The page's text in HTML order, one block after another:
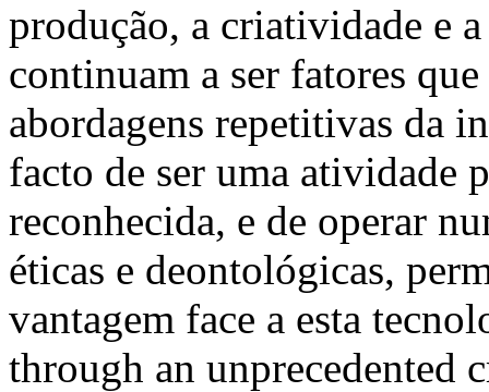
produção, a criatividade e
continuam a ser fatores
abordagens repetitivas da
facto de ser uma atividade
reconhecida, e de operar
éticas e deontológicas,
vantagem face a esta
through an